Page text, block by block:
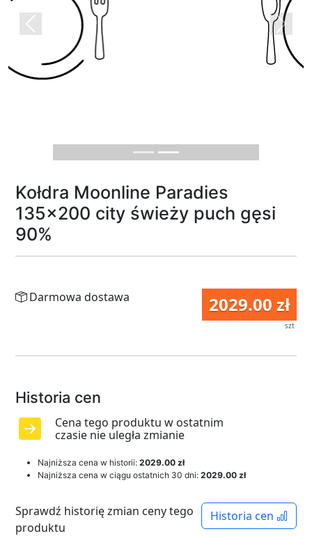
Previous Next
Kołdra Moonline Paradies
135x200 city świeży puch gęsi
90%
2029.00 zł
szt
Darmowa dostawa
Historia cen
Cena tego produktu w ostatnim
czasie nie uległa zmianie
Najniższa cena w historii: 2029.00 zł
Najniższa cena w ciągu ostatnich 30 dni: 2029.00 zł
Historia cen
Sprawdź historię zmian ceny tego
produktu